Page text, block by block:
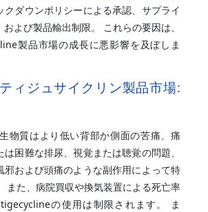
クダウンポリシーによる承認、サプライ
よび製品輸出制限。 これらの要因は、
製品市場の成長に悪影響を及ぼしま
ティジュサイクリン製品市場:
物質はより低い背部か側面の苦痛、痛
困難な排尿、視覚または聴覚の問題、
邪および頭痛のような副作用によって特
また、病院買収や換気装置による死亡率
の使用は制限されます。 ま